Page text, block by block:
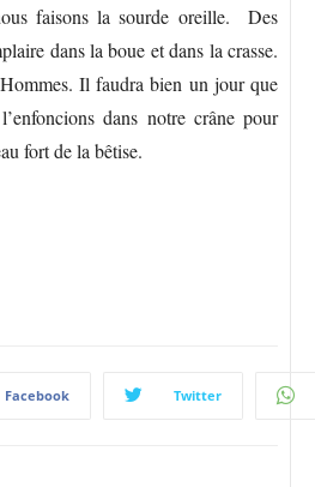
faisons la sourde oreille. Des
dans la boue et dans la crasse.
Il faudra bien un jour que
dans notre crâne pour
fort de la bêtise.
Facebook Twitter